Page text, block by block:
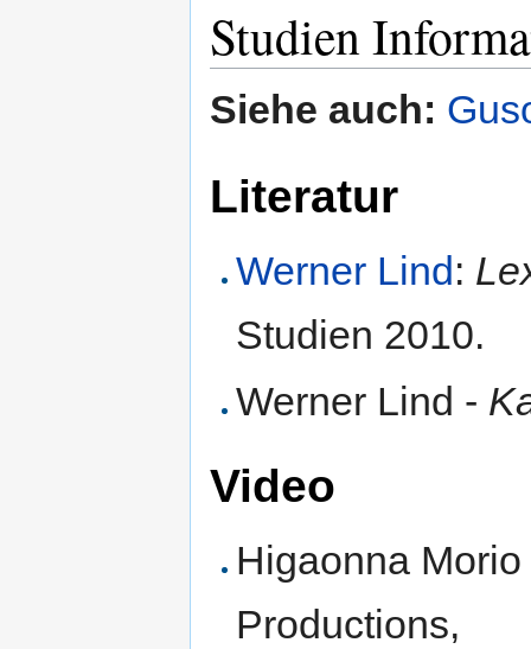
Studien
Siehe auch:
Literatur
Werner Lind :
Studien 2010.
Werner Lind -
Video
Higaonna
Productions,